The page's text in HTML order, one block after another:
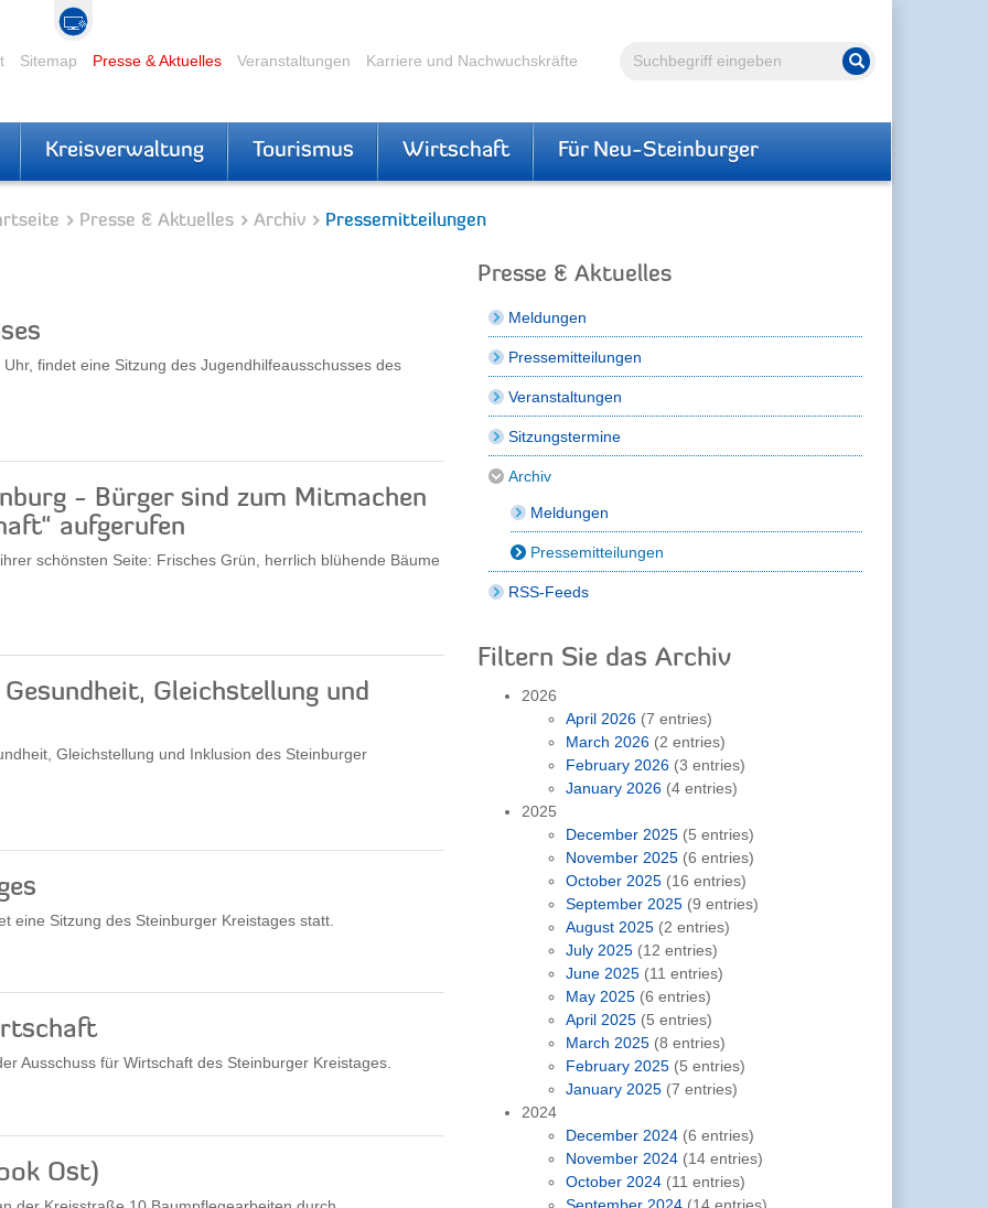
Volltextsuche Suche starten
Sitemap Presse & Aktuelles Veranstaltungen Karriere und Nachwuchskräfte
Kreisverwaltung Tourismus Wirtschaft Für Neu-Steinburger
Presse & Aktuelles Archiv Pressemitteilungen
findet eine Sitzung des Jugendhilfeausschusses des
- Bürger sind zum Mitmachen
aufgerufen
schönsten Seite: Frisches Grün, herrlich blühende Bäume
Gleichstellung und
Gleichstellung und Inklusion des Steinburger
eine Sitzung des Steinburger Kreistages statt.
Ausschuss für Wirtschaft des Steinburger Kreistages.
Ost)
Presse & Aktuelles
Meldungen
Pressemitteilungen
Veranstaltungen
Sitzungstermine
Archiv
Meldungen
Pressemitteilungen
RSS-Feeds
Filtern Sie das Archiv
2026
April 2026 (7 entries)
March 2026 (2 entries)
February 2026 (3 entries)
January 2026 (4 entries)
2025
December 2025 (5 entries)
November 2025 (6 entries)
October 2025 (16 entries)
September 2025 (9 entries)
August 2025 (2 entries)
July 2025 (12 entries)
June 2025 (11 entries)
May 2025 (6 entries)
April 2025 (5 entries)
March 2025 (8 entries)
February 2025 (5 entries)
January 2025 (7 entries)
2024
December 2024 (6 entries)
November 2024 (14 entries)
October 2024 (11 entries)